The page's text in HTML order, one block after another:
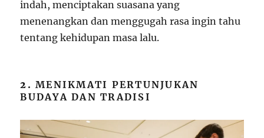
indah, menciptakan suasana yang
menenangkan dan menggugah rasa ingin tahu
tentang kehidupan masa lalu.
2.MENIKMATI PERTUNJUKAN
BUDAYA DAN TRADISI